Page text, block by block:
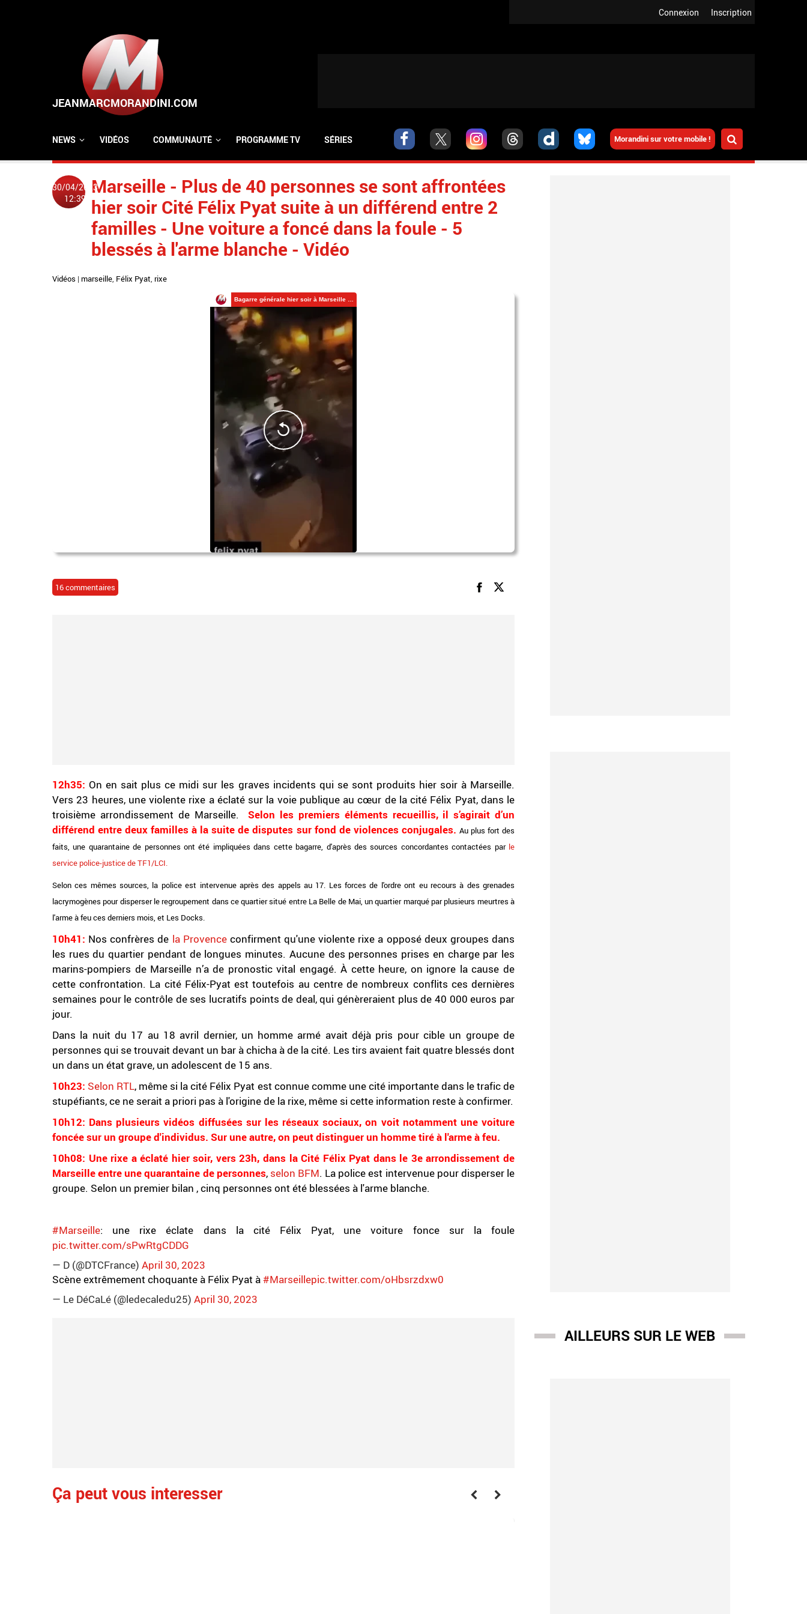
Inscription
Connexion
Morandini sur votre mobile !
NEWS VIDÉOS COMMUNAUTÉ PROGRAMME TV SÉRIES
30/04/2023
12:39
Marseille - Plus de 40 personnes se sont affrontées
hier soir Cité Félix Pyat suite à un différend entre 2
familles - Une voiture a foncé dans la foule - 5
blessés à l'arme blanche - Vidéo
Vidéos | marseille, Félix Pyat, rixe
16 commentaires
12h35: On en sait plus ce midi sur les graves incidents qui se sont produits hier soir à Marseille.
Vers 23 heures, une violente rixe a éclaté sur la voie publique au cœur de la cité Félix Pyat, dans le
troisième arrondissement de Marseille.Selon les premiers éléments recueillis, il s’agirait d’un
différend entre deux familles à la suite de disputes sur fond de violences conjugales. Au plus fort des
faits, une quarantaine de personnes ont été impliquées dans cette bagarre, d'après des sources concordantes contactées par le
service police-justice de TF1/LCI.
Selon ces mêmes sources, la police est intervenue après des appels au 17. Les forces de l'ordre ont eu recours à des grenades
lacrymogènes pour disperser le regroupement dans ce quartier situé entre La Belle de Mai, un quartier marqué par plusieurs meurtres à
l'arme à feu ces derniers mois, et Les Docks.
10h41: Nos confrères de la Provence confirment qu'une violente rixe a opposé deux groupes dans
les rues du quartier pendant de longues minutes. Aucune des personnes prises en charge par les
marins-pompiers de Marseille n’a de pronostic vital engagé. À cette heure, on ignore la cause de
cette confrontation. La cité Félix-Pyat est toutefois au centre de nombreux conflits ces dernières
semaines pour le contrôle de ses lucratifs points de deal, qui génèreraient plus de 40 000 euros par
jour.
Dans la nuit du 17 au 18 avril dernier, un homme armé avait déjà pris pour cible un groupe de
personnes qui se trouvait devant un bar à chicha à de la cité. Les tirs avaient fait quatre blessés dont
un dans un état grave, un adolescent de 15 ans.
10h23: Selon RTL, même si la cité Félix Pyat est connue comme une cité importante dans le trafic de
stupéfiants, ce ne serait a priori pas à l'origine de la rixe, même si cette information reste à confirmer.
10h12: Dans plusieurs vidéos diffusées sur les réseaux sociaux, on voit notamment une voiture
foncée sur un groupe d'individus. Sur une autre, on peut distinguer un homme tiré à l'arme à feu.
10h08: Une rixe a éclaté hier soir, vers 23h, dans la Cité Félix Pyat dans le 3e arrondissement de
Marseille entre une quarantaine de personnes, selon BFM. La police est intervenue pour disperser le
groupe. Selon un premier bilan , cinq personnes ont été blessées à l'arme blanche.
#Marseille: une rixe éclate dans la cité Félix Pyat, une voiture fonce sur la foule
pic.twitter.com/sPwRtgCDDG
— D (@DTCFrance) April 30, 2023
Scène extrêmement choquante à Félix Pyat à#Marseillepic.twitter.com/oHbsrzdxw0
— Le DéCaLé (@ledecaledu25) April 30, 2023
Ça peut vous interesser
AILLEURS SUR LE WEB